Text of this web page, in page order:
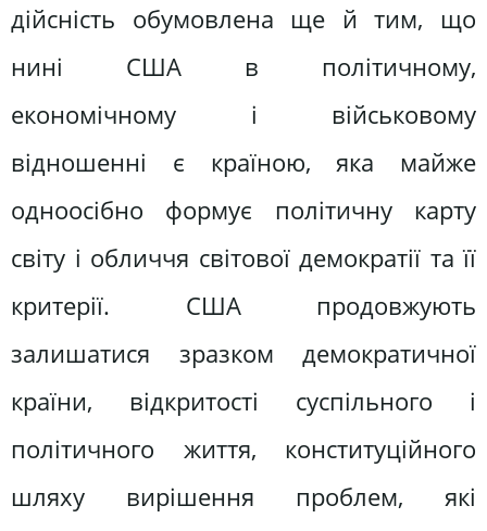
дійсність обумовлена ще й тим, що
нині США в політичному,
економічному і військовому
відношенні є країною, яка майже
одноосібно формує політичну карту
світу і обличчя світової демократії та її
критерії. США продовжують
залишатися зразком демократичної
країни, відкритості суспільного і
політичного життя, конституційного
шляху вирішення проблем, які